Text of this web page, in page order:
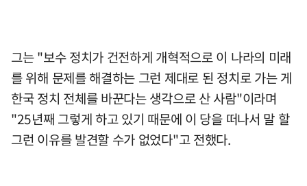
그는 "보수 정치가 건전하게 개혁적으로 이 나라의 미래
를 위해 문제를 해결하는 그런 제대로 된 정치로 가는 게
한국 정치 전체를 바꾼다는 생각으로 산 사람"이라며
"25년째 그렇게 하고 있기 때문에 이 당을 떠나서 말 할
그런 이유를 발견할 수가 없었다"고 전했다.